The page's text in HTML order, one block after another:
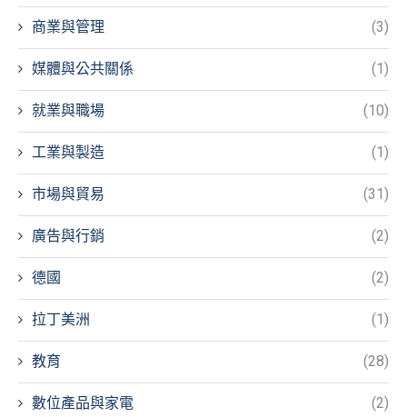
商業與管理 (3)
媒體與公共關係 (1)
就業與職場 (10)
工業與製造 (1)
市場與貿易 (31)
廣告與行銷 (2)
德國 (2)
拉丁美洲 (1)
教育 (28)
數位產品與家電 (2)